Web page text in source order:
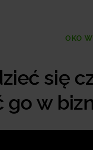
OKO
się
w